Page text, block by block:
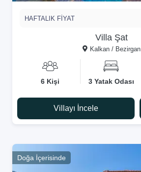
Villa Şat
Kalkan / Bezirgan
HAFTALIK FİYAT
6 Kişi 3 Yatak Odası
Villayı İncele
Doğa İçerisinde